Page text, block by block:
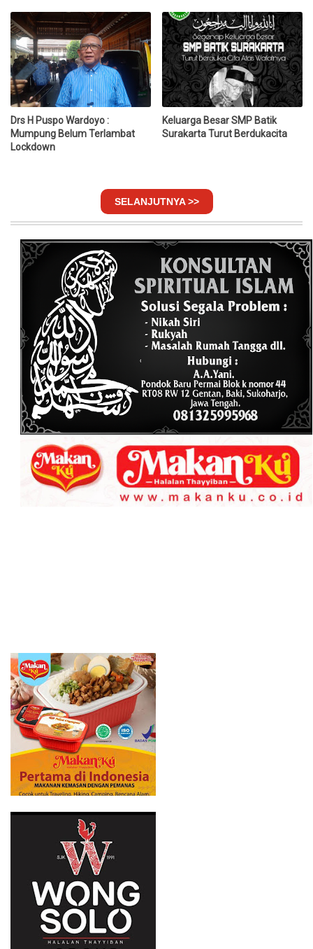
Drs H Puspo Wardoyo :
Mumpung Belum Terlambat
Lockdown
Keluarga Besar SMP Batik
Surakarta Turut Berdukacita
SELANJUTNYA >>